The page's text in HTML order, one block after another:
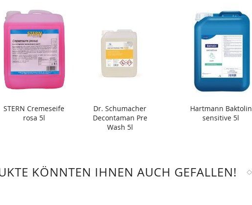
STERN Cremeseife
rosa 5l
Dr. Schumacher
Decontaman Pre
Wash 5l
Hartmann Baktolin
sensitive 5l
KÖNNTEN IHNEN AUCH GEFALLEN!